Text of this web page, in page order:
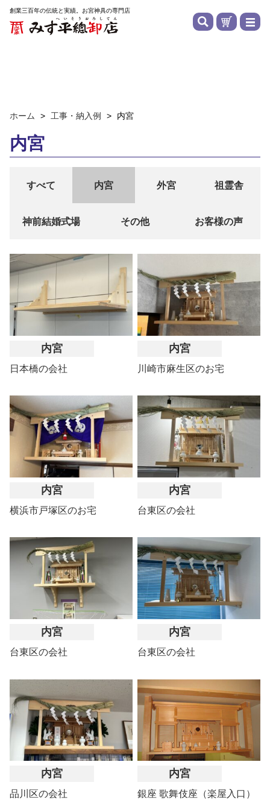
創業三百年の伝統と実績。お宮神具の専門店
ホーム > 工事・納入例 > 内宮
内宮
すべて 内宮 外宮 祖霊舎
神前結婚式場 その他 お客様の声
内宮
日本橋の会社
内宮
川崎市麻生区のお宅
内宮
横浜市戸塚区のお宅
内宮
台東区の会社
内宮
台東区の会社
内宮
台東区の会社
内宮
品川区の会社
内宮
銀座 歌舞伎座（楽屋入口）